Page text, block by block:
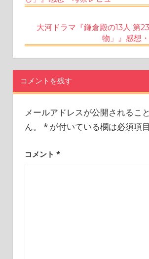
ビ
ゲ
ー
シ
ョ
ン
大河ドラマ『鎌倉殿の13人 第
物」』感想
コメントを残す
メールアドレスが公開されるこ
ん。
*が付いている欄は必須項
コメント *